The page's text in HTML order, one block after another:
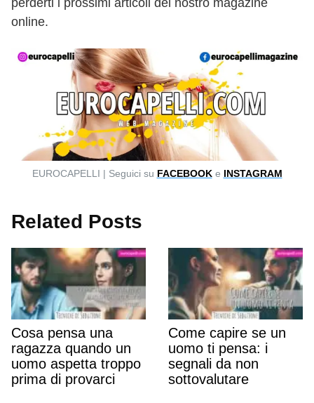
perderti i prossimi articoli del nostro magazine
online.
EUROCAPELLI | Seguici su FACEBOOKe INSTAGRAM
Related Posts
Cosa pensa una
ragazza quando un
uomo aspetta troppo
prima di provarci
Come capire se un
uomo ti pensa: i
segnali da non
sottovalutare